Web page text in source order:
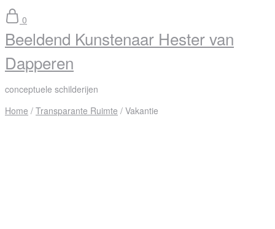
0
Beeldend Kunstenaar Hester van
Dapperen
conceptuele schilderijen
Home / Transparante Ruimte / Vakantie